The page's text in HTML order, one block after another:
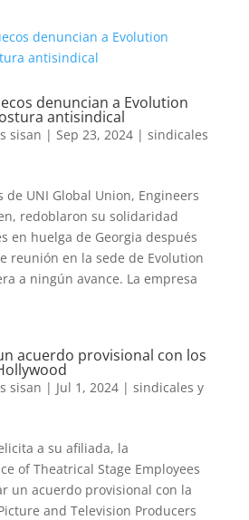
denuncian a Evolution
antisindical
sisan | Sep 23, 2024| sindicales
de UNI Global Union, Engineers
redoblaron su solidaridad
en huelga de Georgia después
reunión en la sede de Evolution
a ningún avance. La empresa
acuerdo provisional con los
sisan | Jul 1, 2024| sindicales y
a su afiliada, la
of Theatrical Stage Employees
un acuerdo provisional con la
and Television Producers